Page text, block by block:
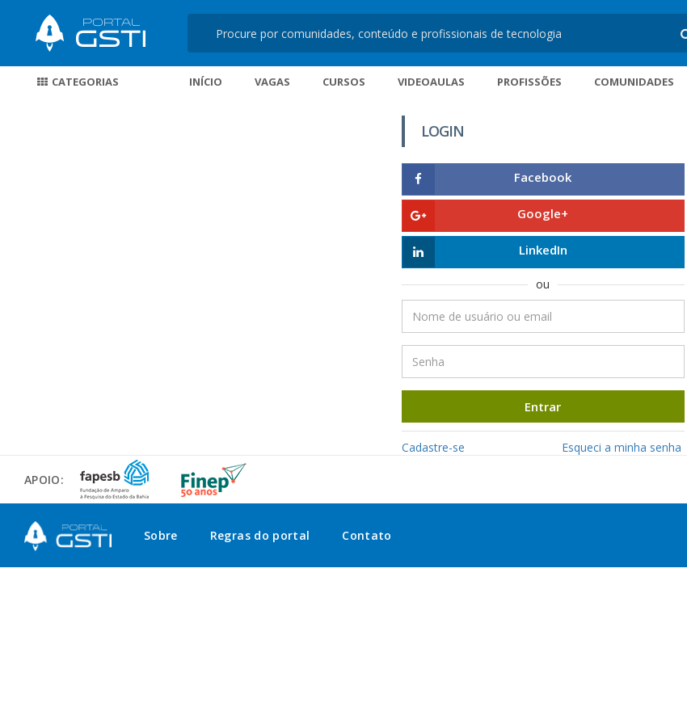
CATEGORIAS INÍCIO VAGAS CURSOS VIDEOAULAS PROFISSÕES COMUNIDADES
LOGIN
Facebook
Google+
LinkedIn
ou
Entrar
Cadastre-se Esqueci a minha senha
APOIO:
Sobre Regras do portal Contato